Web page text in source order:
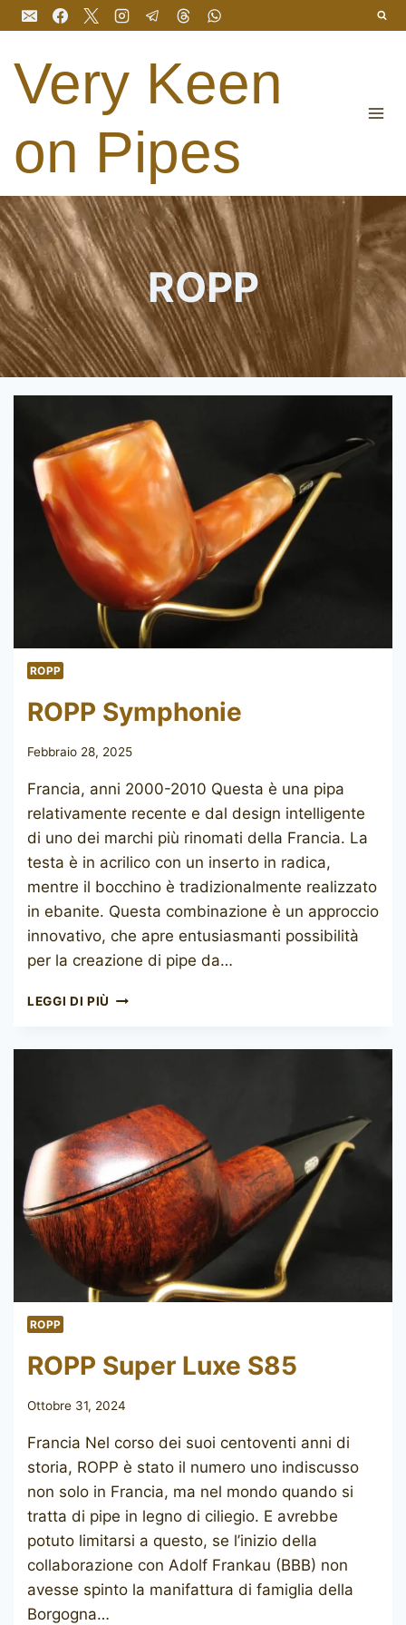
Salta
al
contenuto
Very Keen
on Pipes
ROPP
ROPP
ROPP Symphonie
Febbraio 28, 2025
Francia, anni 2000-2010 Questa è una pipa
relativamente recente e dal design intelligente
di uno dei marchi più rinomati della Francia. La
testa è in acrilico con un inserto in radica,
mentre il bocchino è tradizionalmente realizzato
in ebanite. Questa combinazione è un approccio
innovativo, che apre entusiasmanti possibilità
per la creazione di pipe da…
LEGGI DI PIÙ ROPP
ROPP
ROPP Super Luxe S85
Ottobre 31, 2024
Francia Nel corso dei suoi centoventi anni di
storia, ROPP è stato il numero uno indiscusso
non solo in Francia, ma nel mondo quando si
tratta di pipe in legno di ciliegio. E avrebbe
potuto limitarsi a questo, se l’inizio della
collaborazione con Adolf Frankau (BBB) ​​non
avesse spinto la manifattura di famiglia della
Borgogna…